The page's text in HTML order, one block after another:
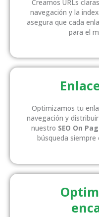
Creamos URLs
navegación y la
asegura que cada
para el
Optimizamos tu
navegación y
nuestro SEO On
búsqueda siempre